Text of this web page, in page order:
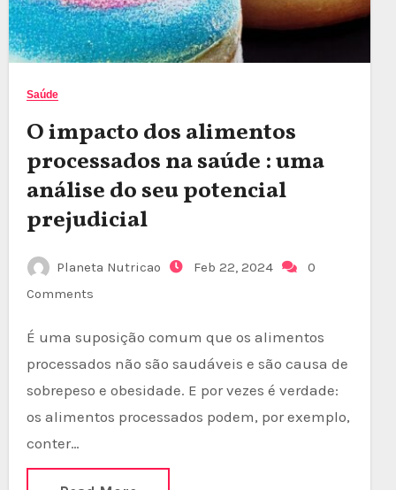
Saúde
O impacto dos alimentos
processados na saúde : uma
análise do seu potencial
prejudicial
Planeta Nutricao Feb 22, 2024
0
Comments
É uma suposição comum que os alimentos
processados não são saudáveis e são causa de
sobrepeso e obesidade. E por vezes é verdade:
os alimentos processados podem, por exemplo,
conter…